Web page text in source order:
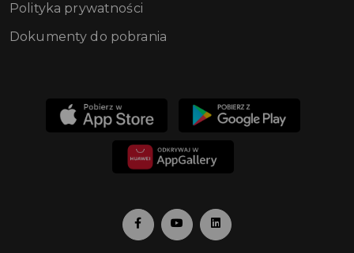
Polityka prywatności
Dokumenty do pobrania